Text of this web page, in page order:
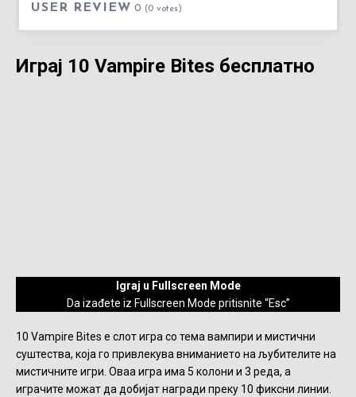
USER REVIEW 0 (0 votes)
Играј 10 Vampire Bites бесплатно
Igraj u Fullscreen Mode
Da izađete iz Fullscreen Mode pritisnite “Esc”
10 Vampire Bites е слот игра со тема вампири и мистични
суштества, која го привлекува вниманието на љубителите на
мистичните игри. Оваа игра има 5 колони и 3 реда, а
играчите можат да добијат награди преку 10 фиксни линии.